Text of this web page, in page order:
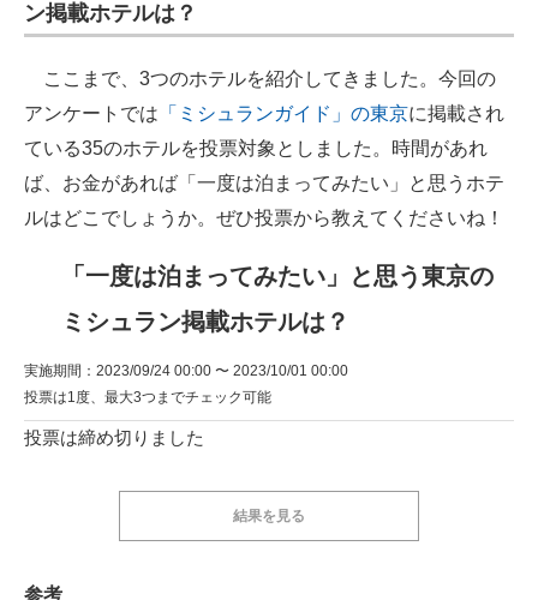
ン掲載ホテルは？
ここまで、3つのホテルを紹介してきました。今回の
アンケートでは 「ミシュランガイド」の東京に掲載され
ている35のホテルを投票対象としました。時間があれ
ば、お金があれば「一度は泊まってみたい」と思うホテ
ルはどこでしょうか。ぜひ投票から教えてくださいね！
「一度は泊まってみたい」と思う東京の
ミシュラン掲載ホテルは？
実施期間：2023/09/24 00:00 〜 2023/10/01 00:00
投票は1度、最大3つまでチェック可能
投票は締め切りました
結果を見る
参考